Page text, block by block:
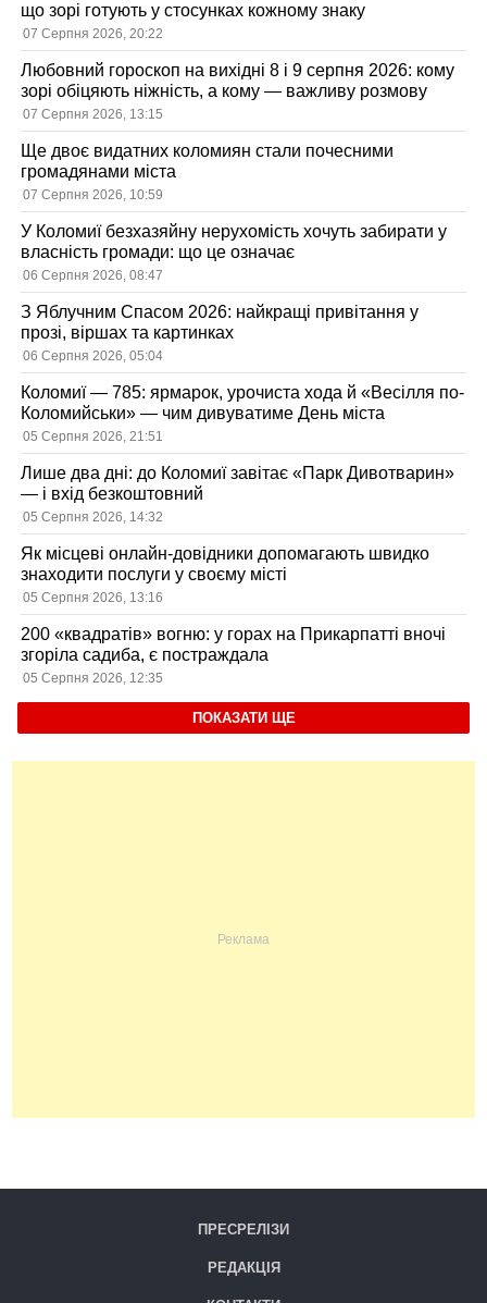
що зорі готують у стосунках кожному знаку
07 Серпня 2026, 20:22
Любовний гороскоп на вихідні 8 і 9 серпня 2026: кому
зорі обіцяють ніжність, а кому — важливу розмову
07 Серпня 2026, 13:15
Ще двоє видатних коломиян стали почесними
громадянами міста
07 Серпня 2026, 10:59
У Коломиї безхазяйну нерухомість хочуть забирати у
власність громади: що це означає
06 Серпня 2026, 08:47
З Яблучним Спасом 2026: найкращі привітання у
прозі, віршах та картинках
06 Серпня 2026, 05:04
Коломиї — 785: ярмарок, урочиста хода й «Весілля по-
Коломийськи» — чим дивуватиме День міста
05 Серпня 2026, 21:51
Лише два дні: до Коломиї завітає «Парк Дивотварин»
— і вхід безкоштовний
05 Серпня 2026, 14:32
Як місцеві онлайн-довідники допомагають швидко
знаходити послуги у своєму місті
05 Серпня 2026, 13:16
200 «квадратів» вогню: у горах на Прикарпатті вночі
згоріла садиба, є постраждала
05 Серпня 2026, 12:35
ПОКАЗАТИ ЩЕ
ПРЕСРЕЛІЗИ
РЕДАКЦІЯ